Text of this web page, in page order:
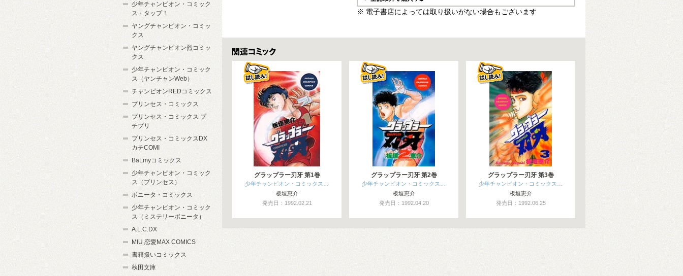
※ 電子書店によっては取り扱いがない場合もございます
関連コミックス
グラップラー刃牙 第1巻
少年チャンピオン・コミックス…
板垣恵介
発売日：1992.02.21
グラップラー刃牙 第2巻
少年チャンピオン・コミックス…
板垣恵介
発売日：1992.04.20
グラップラー刃牙 第3巻
少年チャンピオン・コミックス…
板垣恵介
発売日：1992.06.25
少年チャンピオン・コミック
ス・タップ！
ヤングチャンピオン・コミッ
クス
ヤングチャンピオン烈コミッ
クス
少年チャンピオン・コミック
ス（ヤンチャンWeb）
チャンピオンREDコミックス
プリンセス・コミックス
プリンセス・コミックス プ
チプリ
プリンセス・コミックスDX
カチCOMI
BaLmyコミックス
少年チャンピオン・コミック
ス（プリンセス）
ボニータ・コミックス
少年チャンピオン・コミック
ス（ミステリーボニータ）
A.L.C.DX
MIU 恋愛MAX COMICS
書籍扱いコミックス
秋田文庫